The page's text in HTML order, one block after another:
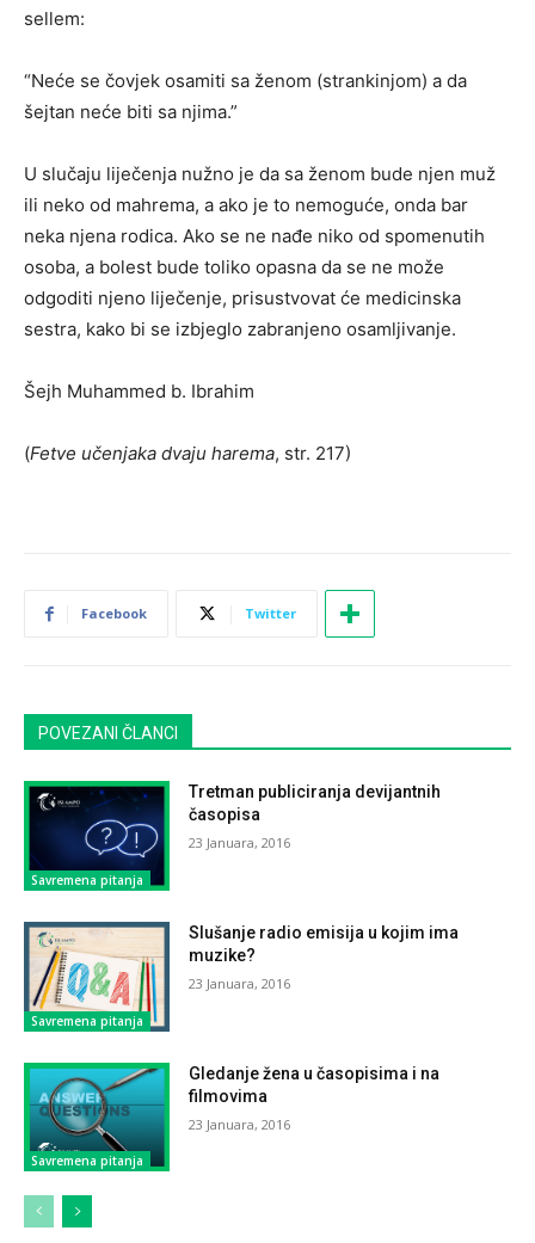
sellem:
“Neće se čovjek osamiti sa ženom (strankinjom) a da
šejtan neće biti sa njima.”
U slučaju liječenja nužno je da sa ženom bude njen muž
ili neko od mahrema, a ako je to nemoguće, onda bar
neka njena rodica. Ako se ne nađe niko od spomenutih
osoba, a bolest bude toliko opasna da se ne može
odgoditi njeno liječenje, prisustvovat će medicinska
sestra, kako bi se izbjeglo zabranjeno osamljivanje.
Šejh Muhammed b. Ibrahim
(Fetve učenjaka dvaju harema, str. 217)
Facebook Twitter
POVEZANI ČLANCI
Savremena pitanja
Tretman publiciranja devijantnih
časopisa
23 Januara, 2016
Savremena pitanja
Slušanje radio emisija u kojim ima
muzike?
23 Januara, 2016
Savremena pitanja
Gledanje žena u časopisima i na
filmovima
23 Januara, 2016